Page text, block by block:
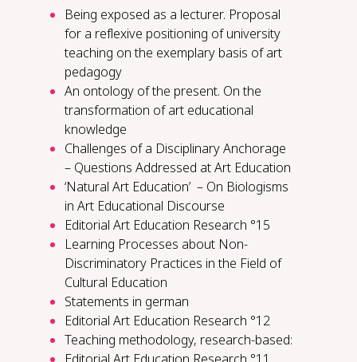
Being exposed as a lecturer. Proposal
for a reflexive positioning of university
teaching on the exemplary basis of art
pedagogy
An ontology of the present. On the
transformation of art educational
knowledge
Challenges of a Disciplinary Anchorage
– Questions Addressed at Art Education
‘Natural Art Education’ – On Biologisms
in Art Educational Discourse
Editorial Art Education Research °15
Learning Processes about Non-
Discriminatory Practices in the Field of
Cultural Education
Statements in german
Editorial Art Education Research °12
Teach­ing method­ol­o­gy, re­search-​based: